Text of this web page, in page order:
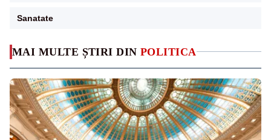
MAI MULTE ȘTIRI DIN POLITICA
Sanatate